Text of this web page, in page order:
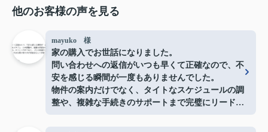
他のお客様の声を見る
mayuko 様
家の購入でお世話になりました。
問い合わせへの返信がいつも早くて正確なので、不
安を感じる瞬間が一度もありませんでした。
物件の案内だけでなく、タイトなスケジュールの調
整や、複雑な手続きのサポートまで完璧にリードし